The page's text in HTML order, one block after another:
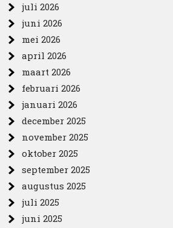
juli 2026
juni 2026
mei 2026
april 2026
maart 2026
februari 2026
januari 2026
december 2025
november 2025
oktober 2025
september 2025
augustus 2025
juli 2025
juni 2025